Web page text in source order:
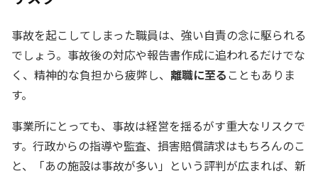
事故を起こしてしまった職員は、強い自責の念に駆られる
でしょう。事故後の対応や報告書作成に追われるだけでな
く、精神的な負担から疲弊し、 離職に至る こともありま
す。
事業所にとっても、事故は経営を揺るがす重大なリスクで
す。行政からの指導や監査、損害賠償請求はもちろんのこ
と、「あの施設は事故が多い」という評判が広まれば、新